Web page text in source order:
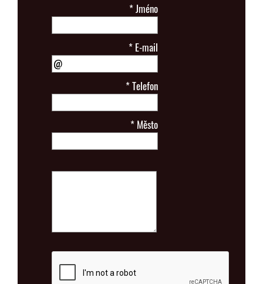
*Jméno
* E-mail
*Telefon
* Město